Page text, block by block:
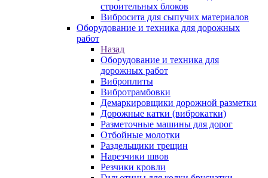
строительных блоков
Вибросита для сыпучих материалов
Оборудование и техника для дорожных
работ
Назад
Оборудование и техника для
дорожных работ
Виброплиты
Вибротрамбовки
Демаркировщики дорожной разметки
Дорожные катки (виброкатки)
Разметочные машины для дорог
Отбойные молотки
Раздельщики трещин
Нарезчики швов
Резчики кровли